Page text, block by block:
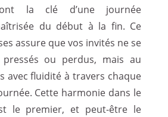
la clé d’une journée
du début à la fin. Ce
assure que vos invités ne se
ou perdus, mais au
avec fluidité à travers chaque
Cette harmonie dans le
le premier, et peut-être le